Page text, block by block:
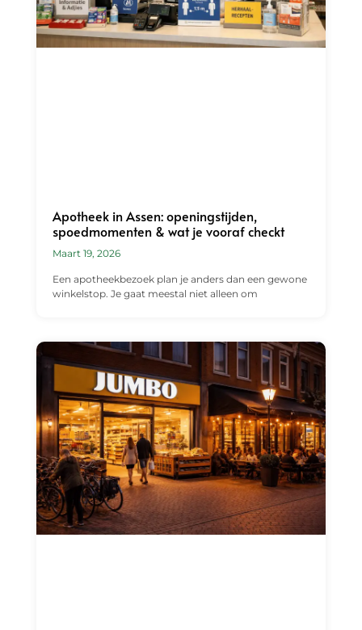
Apotheek in Assen: openingstijden,
spoedmomenten & wat je vooraf checkt
Maart 19, 2026
Een apotheekbezoek plan je anders dan een gewone
winkelstop. Je gaat meestal niet alleen om